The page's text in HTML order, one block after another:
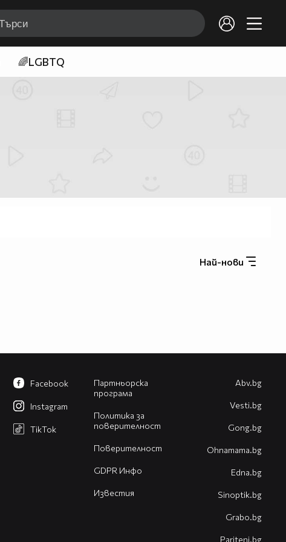
🌈LGBTQ
Най-нови
Партньорска
програма
Политика за
поверителност
Поверителност
GDPR Инфо
Известия
Facebook
Instagram
TikTok
Abv.bg
Vesti.bg
Gong.bg
Оhnamama.bg
Edna.bg
Sinoptik.bg
Grabo.bg
Pariteni.bg